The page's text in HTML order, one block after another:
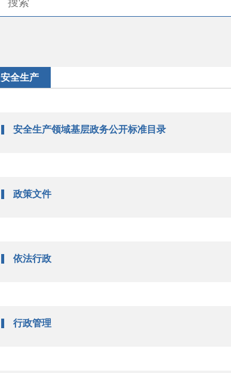
安全生产
安全生产领域基层政务公开标准目录
政策文件
依法行政
行政管理